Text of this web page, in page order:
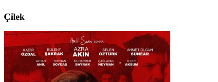
Çilek